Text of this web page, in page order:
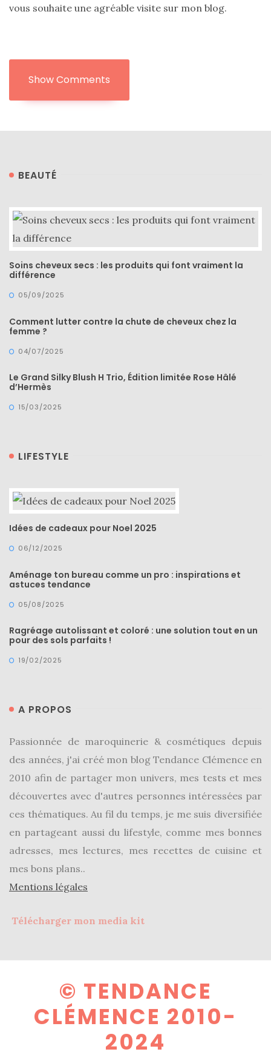
vous souhaite une agréable visite sur mon blog.
Show Comments
BEAUTÉ
Soins cheveux secs : les produits qui font vraiment la
différence
05/09/2025
Comment lutter contre la chute de cheveux chez la
femme ?
04/07/2025
Le Grand Silky Blush H Trio, Édition limitée Rose Hâlé
d’Hermès
15/03/2025
LIFESTYLE
Idées de cadeaux pour Noel 2025
06/12/2025
Aménage ton bureau comme un pro : inspirations et
astuces tendance
05/08/2025
Ragréage autolissant et coloré : une solution tout en un
pour des sols parfaits !
19/02/2025
A PROPOS
Passionnée de maroquinerie & cosmétiques depuis
des années, j'ai créé mon blog Tendance Clémence en
2010 afin de partager mon univers, mes tests et mes
découvertes avec d'autres personnes intéressées par
ces thématiques. Au fil du temps, je me suis diversifiée
en partageant aussi du lifestyle, comme mes bonnes
adresses, mes lectures, mes recettes de cuisine et
mes bons plans..
Mentions légales
Télécharger mon media kit
© TENDANCE
CLÉMENCE 2010-
2024